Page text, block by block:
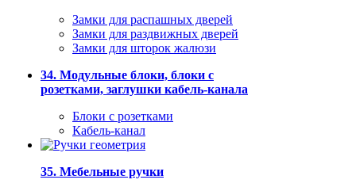
Замки для распашных дверей
Замки для раздвижных дверей
Замки для шторок жалюзи
34. Модульные блоки, блоки с
розетками, заглушки кабель-канала
Блоки с розетками
Кабель-канал
35. Мебельные ручки